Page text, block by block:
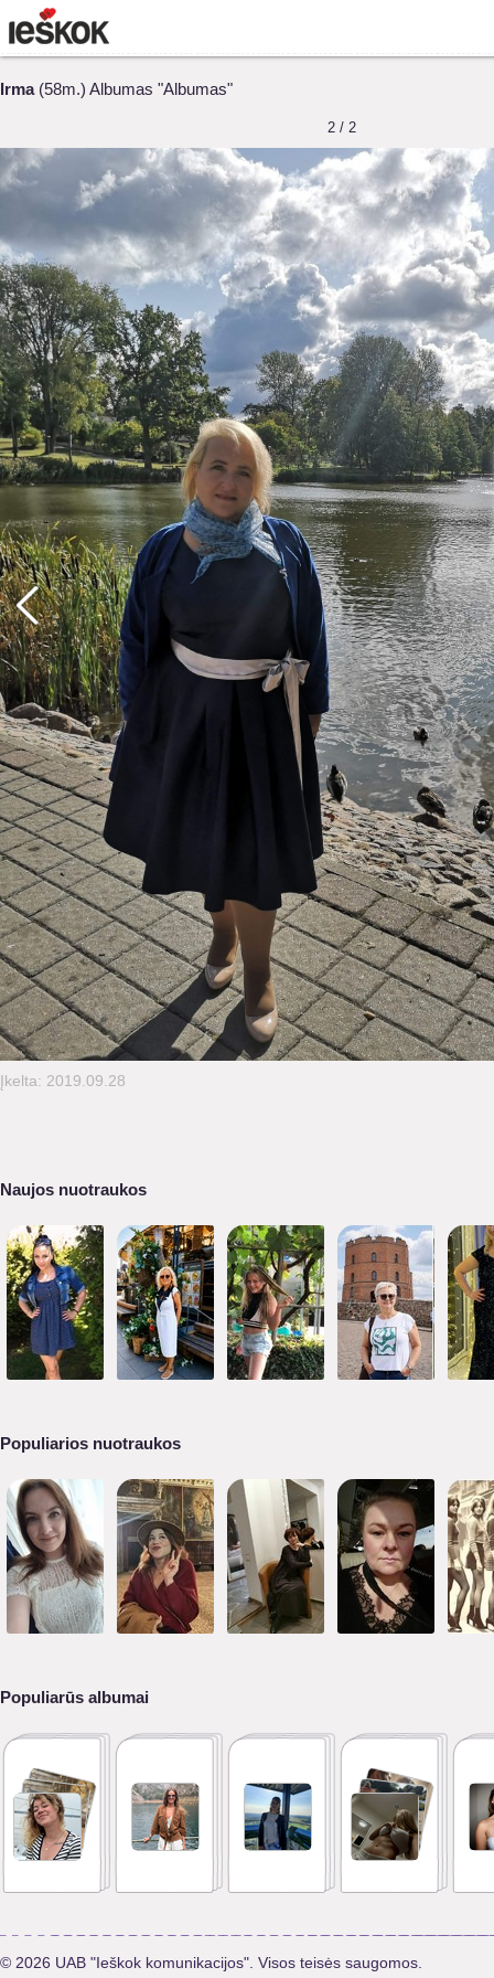
Irma(58m.) Albumas "Albumas"
2 / 2
Įkelta: 2019.09.28
Naujos nuotraukos
Populiarios nuotraukos
Populiarūs albumai
© 2026 UAB "Ieškok komunikacijos". Visos teisės saugomos.